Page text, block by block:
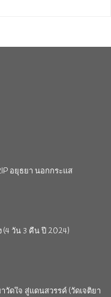
อยุธยา นอกกระแส
วัน 3 คืน ปี 2024)
ดใจ สู่แดนสวรรค์ (วัดเจติยา